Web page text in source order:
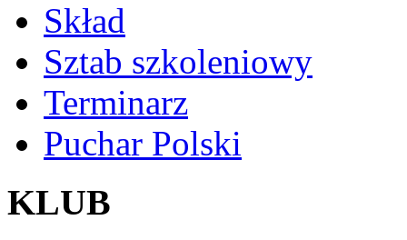
Skład
Sztab szkoleniowy
Terminarz
Puchar Polski
KLUB